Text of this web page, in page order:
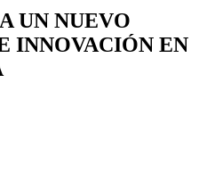
UN NUEVO
INNOVACIÓN EN